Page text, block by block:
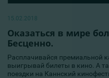
15.02.2018
Оказаться в мире
Бесценно.
Расплачивайся премиальной
выигрывай билеты в кино. А
поездки на Каннский